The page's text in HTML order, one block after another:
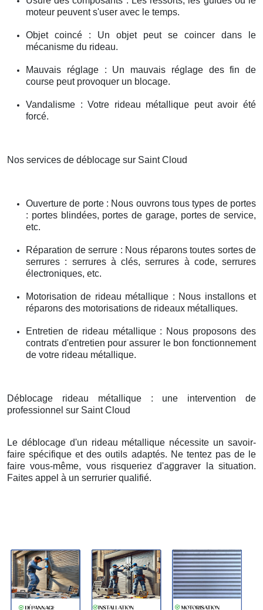
moteur peuvent s'user avec le temps.
Objet coincé : Un objet peut se coincer dans le
mécanisme du rideau.
Mauvais réglage : Un mauvais réglage des fin de
course peut provoquer un blocage.
Vandalisme : Votre rideau métallique peut avoir été
forcé.
Nos services de déblocage sur Saint Cloud
Ouverture de porte : Nous ouvrons tous types de portes
: portes blindées, portes de garage, portes de service,
etc.
Réparation de serrure : Nous réparons toutes sortes de
serrures : serrures à clés, serrures à code, serrures
électroniques, etc.
Motorisation de rideau métallique : Nous installons et
réparons des motorisations de rideaux métalliques.
Entretien de rideau métallique : Nous proposons des
contrats d'entretien pour assurer le bon fonctionnement
de votre rideau métallique.
Déblocage rideau métallique : une intervention de
professionnel sur Saint Cloud
Le déblocage d'un rideau métallique nécessite un savoir-
faire spécifique et des outils adaptés. Ne tentez pas de le
faire vous-même, vous risqueriez d'aggraver la situation.
Faites appel à un serrurier qualifié.